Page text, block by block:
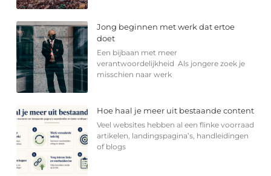
Jong beginnen met werk dat ertoe
doet
Een bijbaan met meer
verantwoordelijkheid Als jongere zoek je
misschien naar werk
Hoe haal je meer uit bestaande content
Veel websites hebben al een flinke voorraad
artikelen, landingspagina’s, handleidingen
of blogs